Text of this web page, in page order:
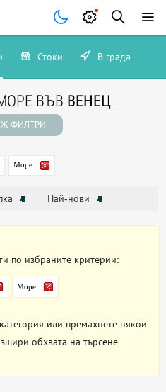
Стоки В града
ВЪВ ВЕНЕЦ
ФИЛТРИ
Море
Най-нови
по избраните критерии:
Море
или премахнете някои
обхвата на търсене.